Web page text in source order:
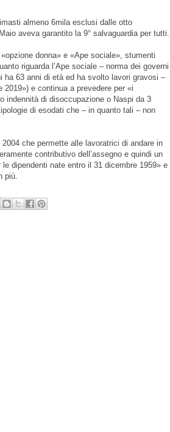
almeno 6mila esclusi dalle otto
aveva garantito la 9° salvaguardia per tutti.
donna» e «Ape sociale», stumenti
riguarda l’Ape sociale – norma dei governi
ha 63 anni di età ed ha svolto lavori gravosi –
e continua a prevedere per «i
indennità di disoccupazione o Naspi da 3
di esodati che – in quanto tali – non
che permette alle lavoratrici di andare in
contributivo dell’assegno e quindi un
dipendenti nate entro il 31 dicembre 1959» e
più.